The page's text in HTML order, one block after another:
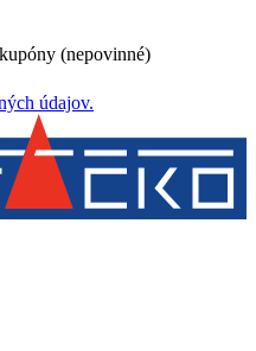
(nepovinné)
údajov.